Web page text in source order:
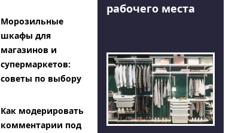
Морозильные
шкафы для
магазинов и
супермаркетов:
советы по выбору
Как модерировать
комментарии под
рабочего места